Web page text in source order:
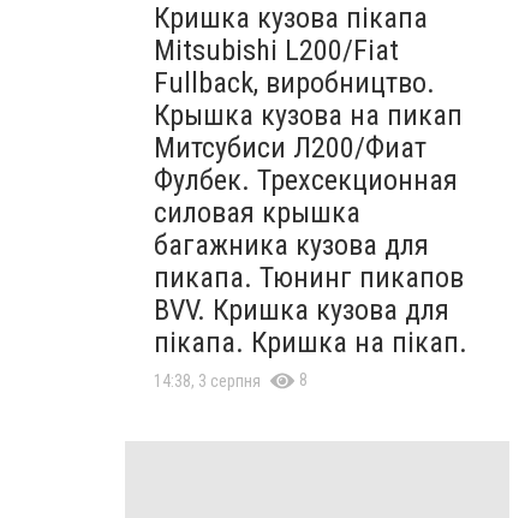
Кришка кузова пікапа
Mitsubishi L200/Fiat
Fullback, виробництво.
Крышка кузова на пикап
Митсубиси Л200/Фиат
Фулбек. Трехсекционная
силовая крышка
багажника кузова для
пикапа. Тюнинг пикапов
BVV. Кришка кузова для
пікапа. Кришка на пікап.
14:38, 3 серпня 8